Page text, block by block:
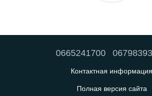
0665241700
Контактная информация
Полная версия сайта